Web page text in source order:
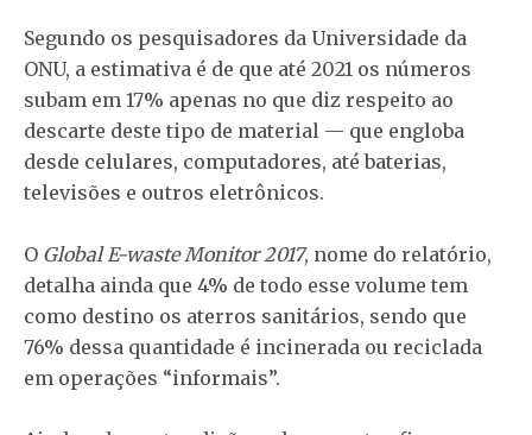
Segundo os pesquisadores da Universidade da
ONU, a estimativa é de que até 2021 os números
subam em 17% apenas no que diz respeito ao
descarte deste tipo de material — que engloba
desde celulares, computadores, até baterias,
televisões e outros eletrônicos.
O Global E-waste Monitor 2017, nome do relatório,
detalha ainda que 4% de todo esse volume tem
como destino os aterros sanitários, sendo que
76% dessa quantidade é incinerada ou reciclada
em operações “informais”.